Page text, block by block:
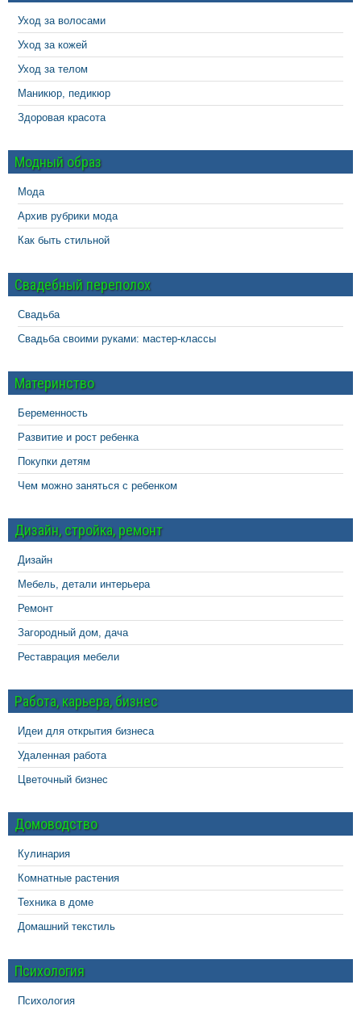
Уход за волосами
Уход за кожей
Уход за телом
Маникюр, педикюр
Здоровая красота
Модный образ
Мода
Архив рубрики мода
Как быть стильной
Свадебный переполох
Свадьба
Свадьба своими руками: мастер-классы
Материнство
Беременность
Развитие и рост ребенка
Покупки детям
Чем можно заняться с ребенком
Дизайн, стройка, ремонт
Дизайн
Мебель, детали интерьера
Ремонт
Загородный дом, дача
Реставрация мебели
Работа, карьера, бизнес
Идеи для открытия бизнеса
Удаленная работа
Цветочный бизнес
Домоводство
Кулинария
Комнатные растения
Техника в доме
Домашний текстиль
Психология
Психология